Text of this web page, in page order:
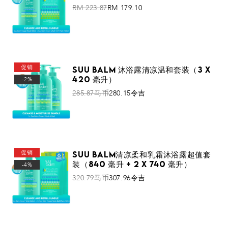
RM 223.87RM 179.10
促销
-2%
Suu Balm 沐浴露清凉温和套装（3 x
420 毫升）
285.87马币280.15令吉
促销
-4%
Suu Balm清凉柔和乳霜沐浴露超值套
装（840 毫升 + 2 x 740 毫升）
320.79马币307.96令吉